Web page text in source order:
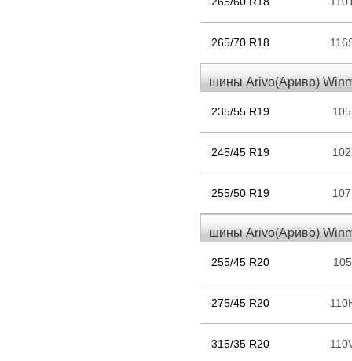
265/70 R18
шины Arivo(Ариво)
235/55 R19
245/45 R19
255/50 R19
шины Arivo(Ариво)
255/45 R20
275/45 R20
315/35 R20